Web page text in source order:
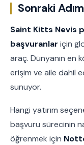
Sonraki
Saint Kitts Nevis
başvuranlar için
araç. Dünyanın en
erişim ve aile dahil
sunuyor.
Hangi yatırım
başvuru sürecinin
öğrenmek için